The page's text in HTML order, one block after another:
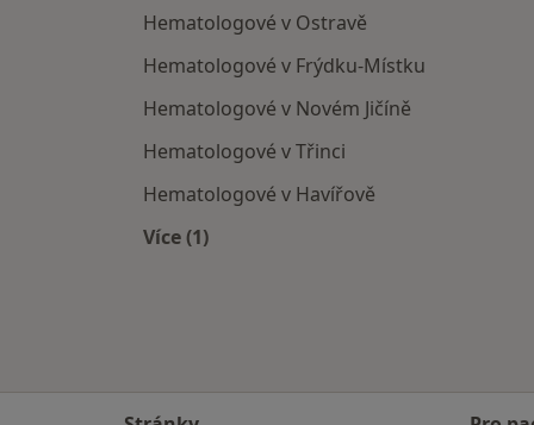
Hematologové v Ostravě
Hematologové v Frýdku-Místku
Hematologové v Novém Jičíně
Hematologové v Třinci
Hematologové v Havířově
Více (1)